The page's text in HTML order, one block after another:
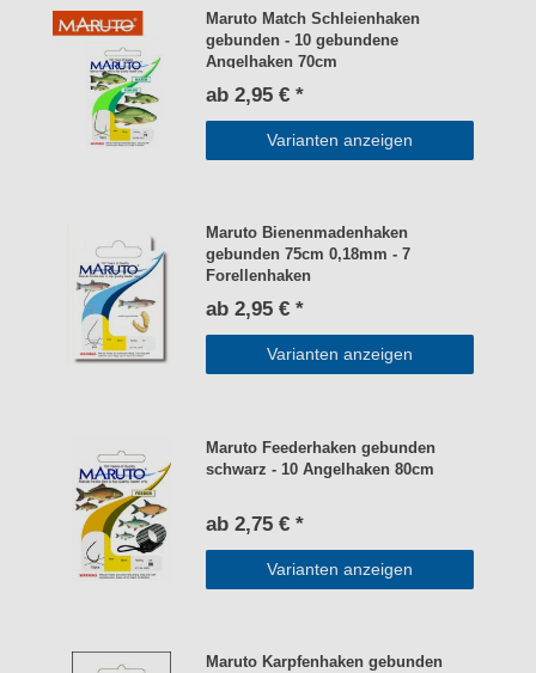
Maruto Match Schleienhaken
gebunden - 10 gebundene
Angelhaken 70cm
ab 2,95 € *
Varianten anzeigen
Maruto Bienenmadenhaken
gebunden 75cm 0,18mm - 7
Forellenhaken
ab 2,95 € *
Varianten anzeigen
Maruto Feederhaken gebunden
schwarz - 10 Angelhaken 80cm
ab 2,75 € *
Varianten anzeigen
Maruto Karpfenhaken gebunden